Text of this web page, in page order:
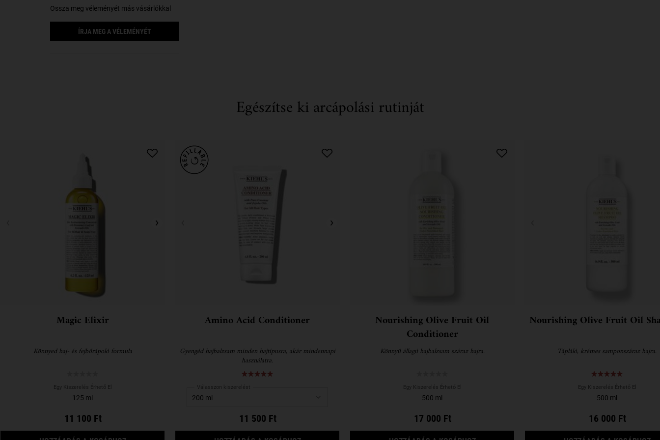
Ossza meg véleményét más vásárlókkal
ÍRJA MEG A VÉLEMÉNYÉT
Egészítse ki arcápolási rutinját
Magic Elixir
Könnyed haj- és fejbőrápoló formula
Egy Kiszerelés Érhető El
125 ml
11 100 Ft
Amino Acid Conditioner
Gyengéd hajbalzsam minden hajtípusra, akár mindennapi
használatra.
Válasszon kiszerelést
11 500 Ft
Nourishing Olive Fruit Oil
Conditioner
Könnyű állagú hajbalzsam száraz hajra.
Egy Kiszerelés Érhető El
500 ml
17 000 Ft
Nourishing Olive Fruit Oil
Tápláló, krémes samponszáraz hajra.
Egy Kiszerelés Érhető El
500 ml
16 000 Ft